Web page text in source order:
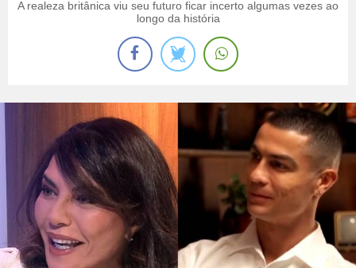
A realeza britânica viu seu futuro ficar incerto algumas vezes ao
longo da história